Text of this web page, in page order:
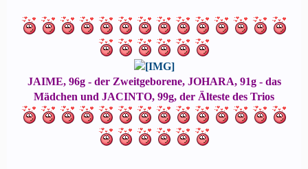
JAIME, 96g - der Zweitgeborene, JOHARA, 91g - das
Mädchen und JACINTO, 99g, der Älteste des Trios